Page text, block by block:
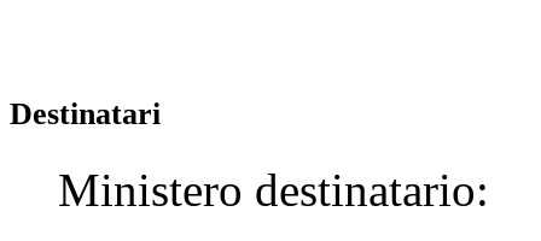
Destinatari
Ministero destinatario: